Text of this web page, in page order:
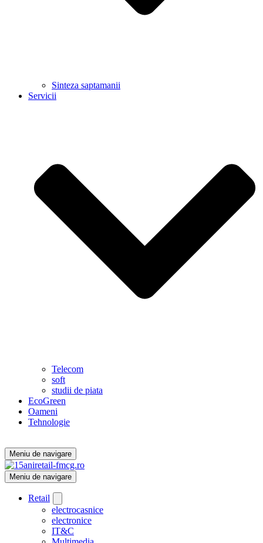
Sinteza saptamanii
Servicii
Telecom
soft
studii de piata
EcoGreen
Oameni
Tehnologie
Meniu de navigare
Meniu de navigare
Retail
electrocasnice
electronice
IT&C